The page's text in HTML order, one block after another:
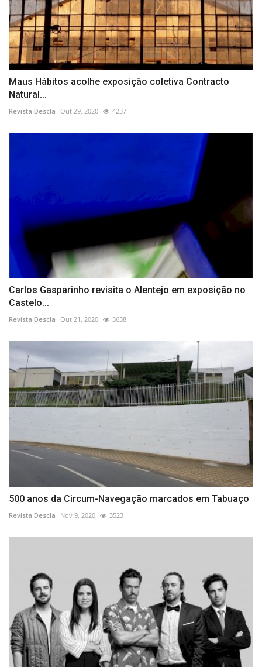
Maus Hábitos acolhe exposição coletiva Contracto
Natural...
Revista Descla Out 29, 2020 4237
Carlos Gasparinho revisita o Alentejo em exposição no
Castelo...
Revista Descla Out 21, 2020 3638
500 anos da Circum-Navegação marcados em Tabuaço
Revista Descla Nov 9, 2020 3523